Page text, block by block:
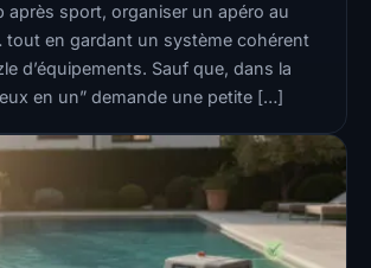
après sport, organiser un apéro au
tout en gardant un système cohérent
d’équipements. Sauf que, dans la
en un” demande une petite […]